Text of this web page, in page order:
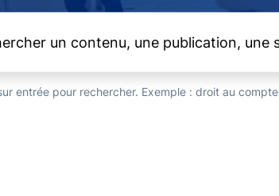
entrée pour rechercher. Exemple : droit au compte